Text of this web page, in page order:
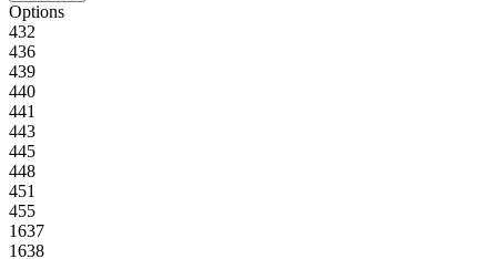
Options
432
436
439
440
441
443
445
448
451
455
1637
1638